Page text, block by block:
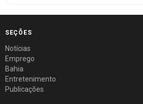
SEÇÕES
Notícias
Emprego
Bahia
Entretenimento
Publicações